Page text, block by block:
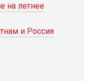
на летнее
и Россия